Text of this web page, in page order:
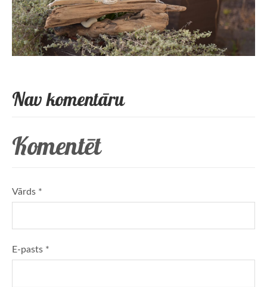
Nav komentāru
Komentēt
Vārds *
E-pasts *